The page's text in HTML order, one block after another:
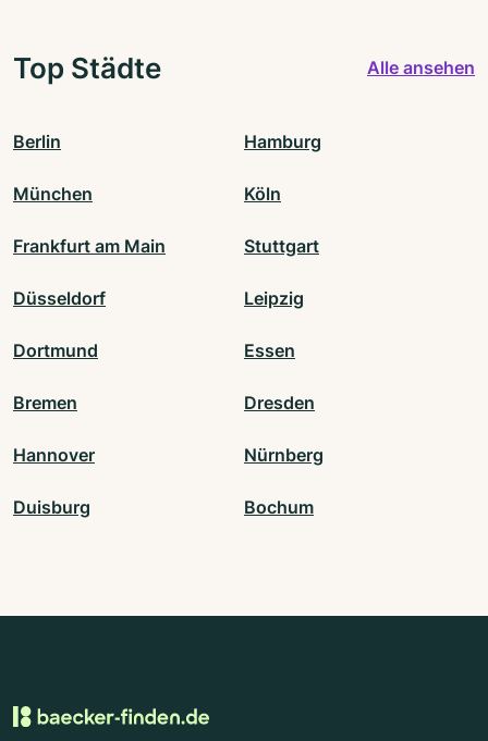
Top Städte Alle ansehen
Berlin Hamburg
München Köln
Frankfurt am Main Stuttgart
Düsseldorf Leipzig
Dortmund Essen
Bremen Dresden
Hannover Nürnberg
Duisburg Bochum